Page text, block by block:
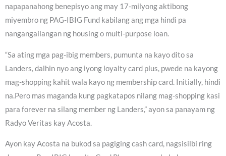
napapanahong benepisyo ang may 17-milyong aktibong
miyembro ng PAG-IBIG Fund kabilang ang mga hindi pa
nangangailangan ng housing o multi-purpose loan.
“Sa ating mga pag-ibig members, pumunta na kayo dito sa
Landers, dalhin nyo ang iyong loyalty card plus, pwede na kayong
mag-shopping kahit wala kayo ng membership card. Initially, hindi
na.Pero mas maganda kung pagkatapos nilang mag-shopping kasi
para forever na silang member ng Landers,” ayon sa panayam ng
Radyo Veritas kay Acosta.
Ayon kay Acosta na bukod sa pagiging cash card, nagsisilbi ring